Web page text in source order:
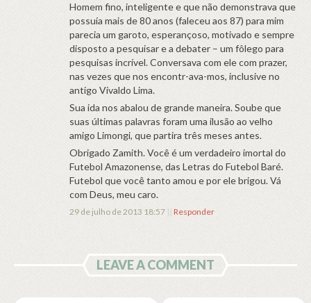
Homem fino, inteligente e que não demonstrava que
possuía mais de 80 anos (faleceu aos 87) para mim
parecia um garoto, esperançoso, motivado e sempre
disposto a pesquisar e a debater – um fôlego para
pesquisas incrível. Conversava com ele com prazer,
nas vezes que nos encontr-ava-mos, inclusive no
antigo Vivaldo Lima.
Sua ida nos abalou de grande maneira. Soube que
suas últimas palavras foram uma ilusão ao velho
amigo Limongi, que partira três meses antes.
Obrigado Zamith. Você é um verdadeiro imortal do
Futebol Amazonense, das Letras do Futebol Baré.
Futebol que você tanto amou e por ele brigou. Vá
com Deus, meu caro.
29 de julho de 2013 18:57 || Responder
LEAVE A COMMENT